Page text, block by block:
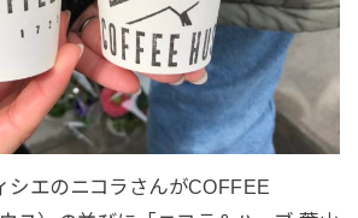
シエのニコラさんがCOFFEE